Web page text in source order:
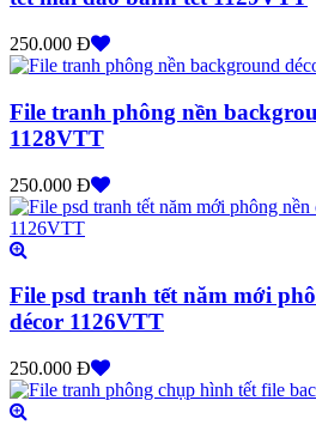
250.000 Đ
File tranh phông nền
1128VTT
250.000 Đ
File psd tranh tết năm mới
décor 1126VTT
250.000 Đ